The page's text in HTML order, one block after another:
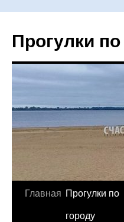
Прогулки
Перейти
Главная Прогулки по
городу